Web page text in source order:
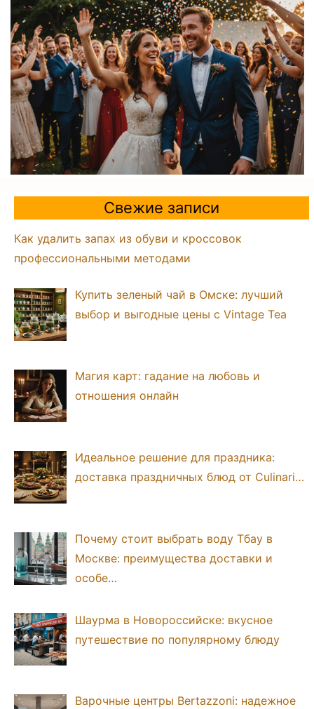
Свежие записи
Как удалить запах из обуви и кроссовок
профессиональными методами
Купить зеленый чай в Омске: лучший
выбор и выгодные цены с Vintage Tea
Магия карт: гадание на любовь и
отношения онлайн
Идеальное решение для праздника:
доставка праздничных блюд от Culinari…
Почему стоит выбрать воду Тбау в
Москве: преимущества доставки и
особе…
Шаурма в Новороссийске: вкусное
путешествие по популярному блюду
Варочные центры Bertazzoni: надежное